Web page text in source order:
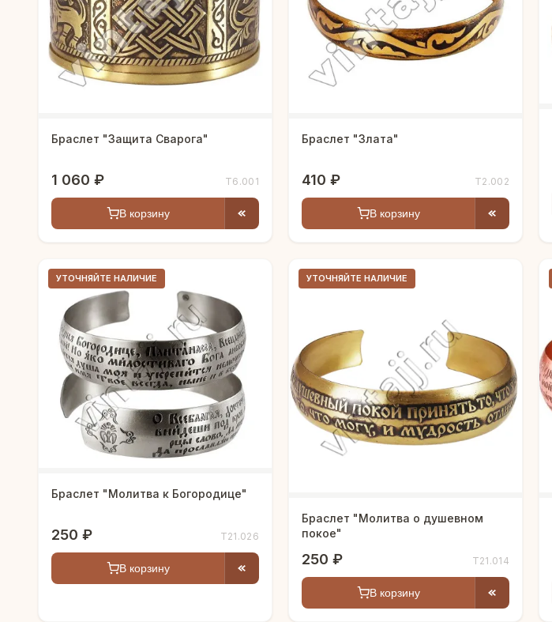
Браслет "Защита Сварога"
1 060 ₽ Т6.001
В корзину
Браслет "Злата"
410 ₽ Т2.002
В корзину
УТОЧНЯЙТЕ НАЛИЧИЕ
Браслет "Молитва к Богородице"
250 ₽ Т21.026
В корзину
УТОЧНЯЙТЕ НАЛИЧИЕ
Браслет "Молитва о душевном
покое"
250 ₽ Т21.014
В корзину